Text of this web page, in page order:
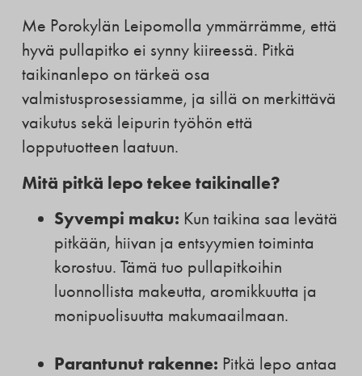
Me Porokylän Leipomolla ymmärrämme, että
hyvä pullapitko ei synny kiireessä. Pitkä
taikinanlepo on tärkeä osa
valmistusprosessiamme, ja sillä on merkittävä
vaikutus sekä leipurin työhön että
lopputuotteen laatuun.
Mitä pitkä lepo tekee taikinalle?
Syvempi maku: Kun taikina saa levätä
pitkään, hiivan ja entsyymien toiminta
korostuu. Tämä tuo pullapitkoihin
luonnollista makeutta, aromikkuutta ja
monipuolisuutta makumaailmaan.
Parantunut rakenne: Pitkä lepo antaa